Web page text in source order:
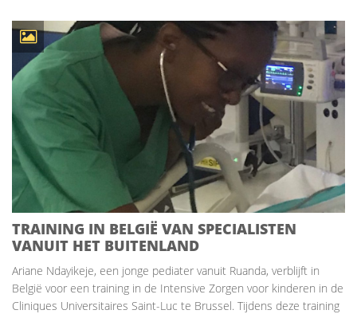
TRAINING IN BELGIË VAN SPECIALISTEN
VANUIT HET BUITENLAND
Ariane Ndayikeje, een jonge pediater vanuit Ruanda, verblijft in
België voor een training in de Intensive Zorgen voor kinderen in de
Cliniques Universitaires Saint-Luc te Brussel. Tijdens deze training